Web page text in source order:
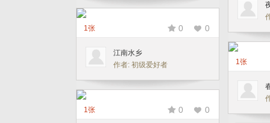
1张
0 0
江南水乡
作者: 初级爱好者
1张
1张
0 0